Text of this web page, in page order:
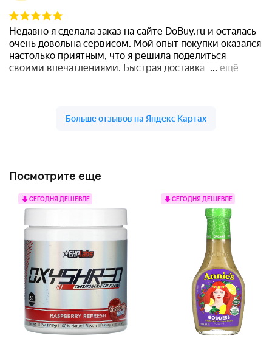
Посмотрите еще
СЕГОДНЯ ДЕШЕВЛЕ СЕГОДНЯ ДЕШЕВЛЕ